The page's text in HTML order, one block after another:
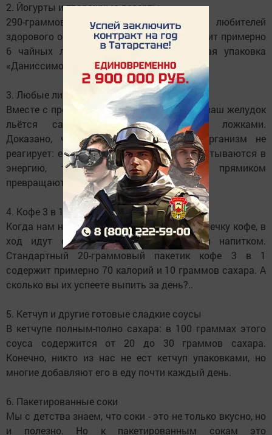
2. Йогурты и творожные десерты
290-граммовая бутылочка популярной у любителей
здорового образа жизни «Активии» содержит примерно
6 чайных ложек сахара, а 130-граммовая упаковка
«Даниссимо Персик» - 3,5 ложки.
3. Любые лимонады
Вместе с прохладительными напитками в ваш желудок
льётся сахар буквально столовыми ложками.
Доказано, что на сахар в напитках организм не
реагирует: если калории из пищи перерабатываются в
энергию, то калории из напитков прямиком
превращаются в жир.
4. Кофе 3 в 1
Когда нам не хватает времени даже на чашечку кофе, в
ход идут стики с быстрорастворимым напитком.
Стандартный 20-граммовый пакетик кофе 3 в 1
содержит примерно 70 калорий и 10 граммов сахара. А
сколько вы их успеете выпить за день?..
5. Кетчуп и другие готовые сладкие соусы
В кетчупе полным-полно сахара: в 100 граммах этого
соуса содержится от 20 до 30 граммов сахара.
Конечно, никто из нас не ест кетчуп упаковками, но
многие добавляют его в еду почти каждый день.
6. Пакетированные соки
Мы с детства знаем, что соки - это не только вкусно, но
и полезно. Но к пакетированным сокам это